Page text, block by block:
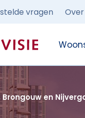
vragen
Brongouw en